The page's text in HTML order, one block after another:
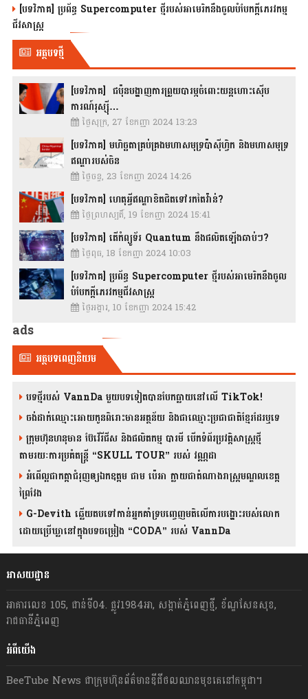
[បទវិភាគ] ប្រព័ន្ធ Supercomputer ថ្មីរបស់អាមេរិកនឹងចូលបំបែកក្តីភេរវកម្ម
ជីវសាស្រ្ត
អត្ថបទថ្មី
[បទវិភាគ] ជប៉ុនបង្ហាញការព្រួយបារម្ភចំពោះយន្តហោះស៊ើប
ការណ៍រុស្ស៊ី…
ថ្ងៃសុក្រ, 27 ខែកញ្ញា 2024 13:23
[បទវិភាគ] មហិច្ឆតាគ្រប់គ្រងមហាសមុទ្រប៉ាស៊ីហ្វិក និងមហាសមុទ្រ
ឥណ្ឌារបស់ចិន
ថ្ងៃចន្ទ, 23 ខែកញ្ញា 2024 14:26
[បទវិភាគ] ហេតុអ្វីឥណ្ឌាខិតជិតទៅរកតៃវ៉ាន់?
ថ្ងៃព្រហស្បតិ៍, 19 ខែកញ្ញា 2024 15:41
[បទវិភាគ] តើកំព្យូទ័រ Quantum នឹងផលិតឡើងឆាប់ៗ?
ថ្ងៃពុធ, 18 ខែកញ្ញា 2024 10:03
[បទវិភាគ] ប្រព័ន្ធ Supercomputer ថ្មីរបស់អាមេរិកនឹងចូល
បំបែកក្តីភេរវកម្មជីវសាស្រ្ត
ថ្ងៃអង្គារ, 10 ខែកញ្ញា 2024 15:42
ads
អត្ថបទពេញនិយម
បទថ្មីរបស់ VannDa មួយបទទៀតបានបែកធ្លាយនៅលើ TikTok!
ចង់ដាក់ឈ្មោះអោយកូនពិរោះមានអត្ថន័យ និងជាឈ្មោះប្រជាជាតិខ្មែរដែរឬទេ
ក្រុមហ៊ុនហនុមាន ប៊ែវើរីជីស និង​ផលិតកម្ម បារមី​ បើកទំព័រប្រវត្តិសាស្ត្រថ្មី
តាមរយៈការប្រគំតន្រ្តី “SKULL TOUR” របស់ វណ្ណដា
អំពើល្អជាកត្តាជំរុញឲ្យឯកឧត្តម ជាម ប៉េអា ក្លាយជាតំណាងរាស្ត្រមណ្ឌលខេត្ត
ព្រៃវែង
G-Devith ឆ្លើយតបទៅកាន់អ្នកគាំទ្របញ្ចេញមតិលើការបង្ហោះរបស់លោក
ដោយប្រើឃ្លានៅក្នុងបទចម្រៀង “CODA” រ​​​បស់ VannDa
អាសយដ្ឋាន
អាគារលេខ 105, ជាន់ទី04. ផ្លូវ1984អា, សង្កាត់ភ្នំពេញថ្មី, ខ័ណ្ឌសែនសុខ,
រាជធានីភ្នំពេញ
អំពីយើង
BeeTube News ជា​ក្រុមហ៊ុន​ព័ត៌មាន​ឌីជីថលឈាន​មុខ​គេ​នៅ​កម្ពុជា។